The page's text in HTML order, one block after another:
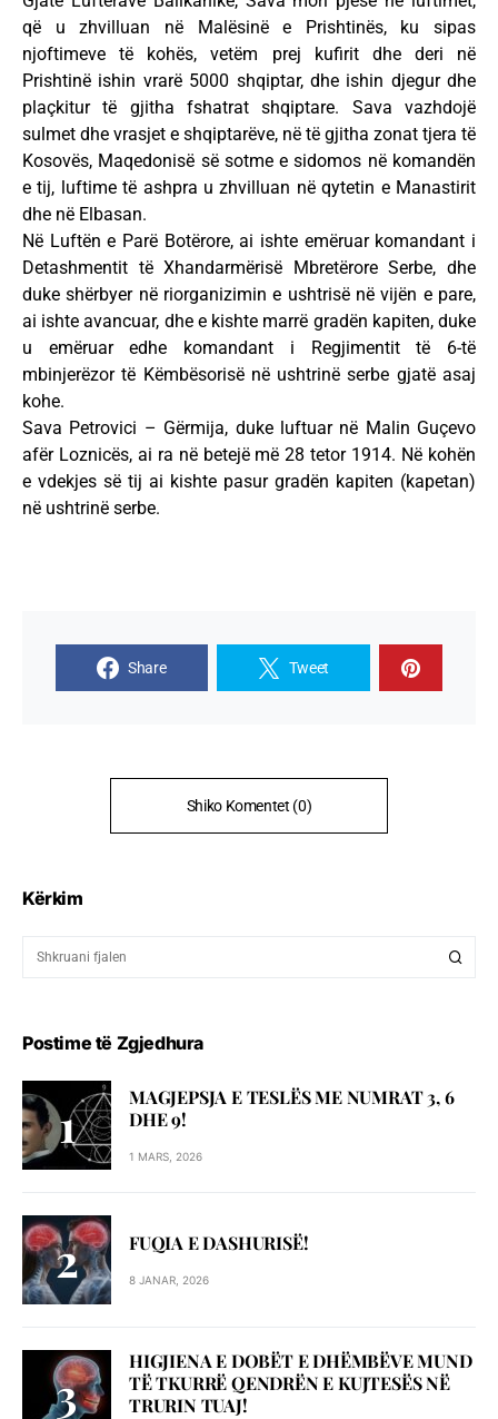
që u zhvilluan në Malësinë e Prishtinës, ku sipas
njoftimeve të kohës, vetëm prej kufirit dhe deri në
Prishtinë ishin vrarë 5000 shqiptar, dhe ishin djegur dhe
plaçkitur të gjitha fshatrat shqiptare. Sava vazhdojë
sulmet dhe vrasjet e shqiptarëve, në të gjitha zonat tjera të
Kosovës, Maqedonisë së sotme e sidomos në komandën
e tij, luftime të ashpra u zhvilluan në qytetin e Manastirit
dhe në Elbasan.
Në Luftën e Parë Botërore, ai ishte emëruar komandant i
Detashmentit të Xhandarmërisë Mbretërore Serbe, dhe
duke shërbyer në riorganizimin e ushtrisë në vijën e pare,
ai ishte avancuar, dhe e kishte marrë gradën kapiten, duke
u emëruar edhe komandant i Regjimentit të 6-të
mbinjerëzor të Këmbësorisë në ushtrinë serbe gjatë asaj
kohe.
Sava Petrovici – Gërmija, duke luftuar në Malin Guçevo
afër Loznicës, ai ra në betejë më 28 tetor 1914. Në kohën
e vdekjes së tij ai kishte pasur gradën kapiten (kapetan)
në ushtrinë serbe.
Share Tweet
Shiko Komentet (0)
Kërkim
Postime të Zgjedhura
MAGJEPSJA E TESLËS ME NUMRAT 3, 6
DHE 9!
1 MARS, 2026
FUQIA E DASHURISË!
8 JANAR, 2026
HIGJIENA E DOBËT E DHËMBËVE MUND
TË TKURRË QENDRËN E KUJTESËS NË
TRURIN TUAJ!